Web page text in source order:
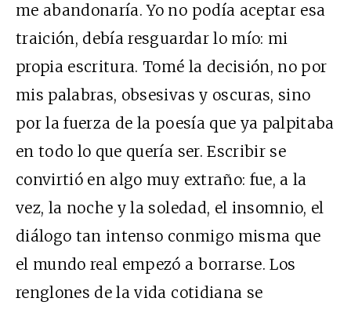
me abandonaría. Yo no podía aceptar esa
traición, debía resguardar lo mío: mi
propia escritura. Tomé la decisión, no por
mis palabras, obsesivas y oscuras, sino
por la fuerza de la poesía que ya palpitaba
en todo lo que quería ser. Escribir se
convirtió en algo muy extraño: fue, a la
vez, la noche y la soledad, el insomnio, el
diálogo tan intenso conmigo misma que
el mundo real empezó a borrarse. Los
renglones de la vida cotidiana se